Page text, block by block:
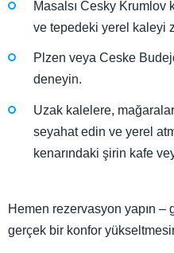
Masalsı Cesky Krumlov
ve tepedeki yerel kaleyi
Plzen veya Ceske
deneyin.
Uzak kalelere,
seyahat edin ve yerel
kenarındaki şirin kafe
Hemen rezervasyon yapın –
gerçek bir konfor